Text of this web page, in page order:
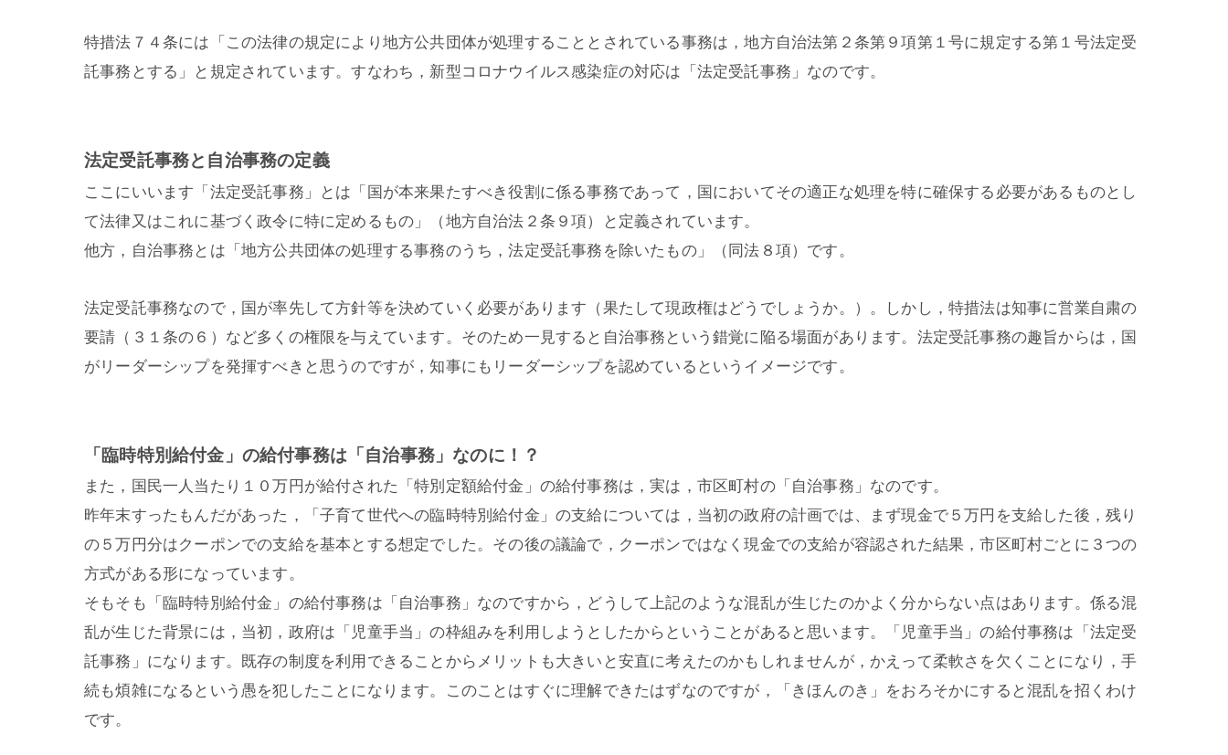
特措法７４条には「この法律の規定により地方公共団体が処理することとされている事務は，地方自治法第２条第９項第１号に規定する第１号法定受
託事務とする」と規定されています。すなわち，新型コロナウイルス感染症の対応は「法定受託事務」なのです。
法定受託事務と自治事務の定義
ここにいいます「法定受託事務」とは「国が本来果たすべき役割に係る事務であって，国においてその適正な処理を特に確保する必要があるものとし
て法律又はこれに基づく政令に特に定めるもの」（地方自治法２条９項）と定義されています。
他方，自治事務とは「地方公共団体の処理する事務のうち，法定受託事務を除いたもの」（同法８項）です。
法定受託事務なので，国が率先して方針等を決めていく必要があります（果たして現政権はどうでしょうか。）。しかし，特措法は知事に営業自粛の
要請（３１条の６）など多くの権限を与えています。そのため一見すると自治事務という錯覚に陥る場面があります。法定受託事務の趣旨からは，国
がリーダーシップを発揮すべきと思うのですが，知事にもリーダーシップを認めているというイメージです。
「臨時特別給付金」の給付事務は「自治事務」なのに！？
また，国民一人当たり１０万円が給付された「特別定額給付金」の給付事務は，実は，市区町村の「自治事務」なのです。
昨年末すったもんだがあった，「子育て世代への臨時特別給付金」の支給については，当初の政府の計画では、まず現金で５万円を支給した後，残り
の５万円分はクーポンでの支給を基本とする想定でした。その後の議論で，クーポンではなく現金での支給が容認された結果，市区町村ごとに３つの
方式がある形になっています。
そもそも「臨時特別給付金」の給付事務は「自治事務」なのですから，どうして上記のような混乱が生じたのかよく分からない点はあります。係る混
乱が生じた背景には，当初，政府は「児童手当」の枠組みを利用しようとしたからということがあると思います。「児童手当」の給付事務は「法定受
託事務」になります。既存の制度を利用できることからメリットも大きいと安直に考えたのかもしれませんが，かえって柔軟さを欠くことになり，手
続も煩雑になるという愚を犯したことになります。このことはすぐに理解できたはずなのですが，「きほんのき」をおろそかにすると混乱を招くわけ
です。